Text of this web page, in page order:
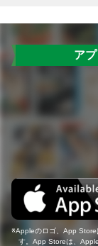
ア
Appleのロゴ、App Store
す。App Storeは、